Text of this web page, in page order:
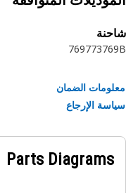
773
769
الضمان
الإرجاع
Parts Diagrams